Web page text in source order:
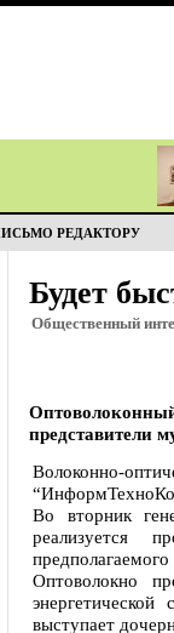
РЕДАКТОРУ
Будет
Общественный
представители
Волоконно-
Во вторник
реализуется
Оптоволокно
выступает